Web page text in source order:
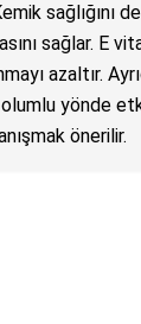
sağlar. E
azaltır.
olumlu yönde
önerilir.